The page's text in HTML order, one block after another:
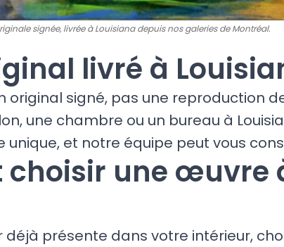
signée, livrée à Louisiana depuis nos galeries de Montréal.
livré à
original signé, pas une reproduction
une chambre ou un bureau à
et notre équipe peut vous
choisir une œuvre
déjà présente dans votre intérieur,